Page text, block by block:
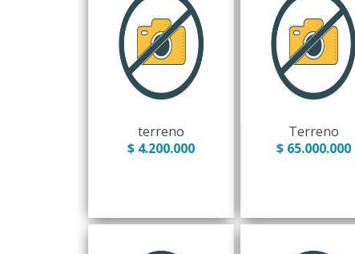
terreno
$ 4.200.000
Terreno
$ 65.000.000